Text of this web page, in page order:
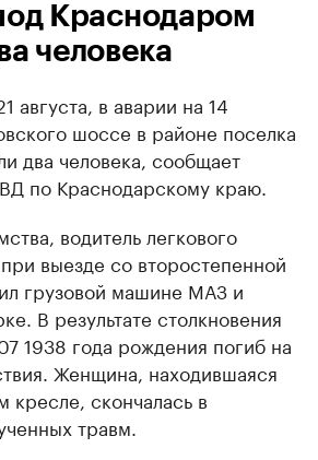
Краснодаром
человека
августа, в аварии на 14
шоссе в районе поселка
два человека, сообщает
по Краснодарскому краю.
водитель легкового
выезде со второстепенной
грузовой машине МАЗ и
В результате столкновения
1938 года рождения погиб на
Женщина, находившаяся
кресле, скончалась в
травм.